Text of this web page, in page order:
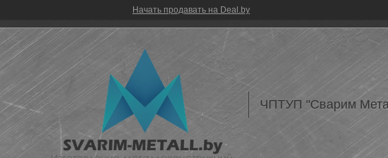
Начать продавать на Deal.by
ЧПТУП "Сварим